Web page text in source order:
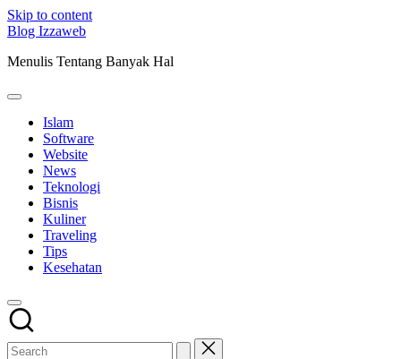
Skip to content
Blog Izzaweb
Menulis Tentang Banyak Hal
Islam
Software
Website
News
Teknologi
Bisnis
Kuliner
Traveling
Tips
Kesehatan